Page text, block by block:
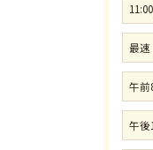
最速
午前
午後